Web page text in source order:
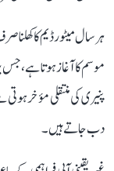
ہر سال میٹور ڈیم کا کھلنا
موسم کا آغاز ہوتا ہے، جس
پنیری کی منتقلی مؤخر
دب جاتے ہیں۔